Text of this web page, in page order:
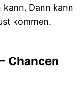
kann. Dann kann
kommen.
Chancen